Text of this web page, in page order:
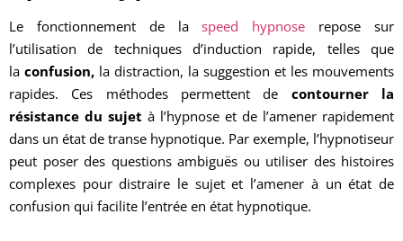
Le fonctionnement de laspeed hypnose repose sur
l’utilisation de techniques d’induction rapide, telles que
la confusion, la distraction, la suggestion et les mouvements
rapides. Ces méthodes permettent de contourner la
résistance du sujet à l’hypnose et de l’amener rapidement
dans un état de transe hypnotique. Par exemple, l’hypnotiseur
peut poser des questions ambiguës ou utiliser des histoires
complexes pour distraire le sujet et l’amener à un état de
confusion qui facilite l’entrée en état hypnotique.